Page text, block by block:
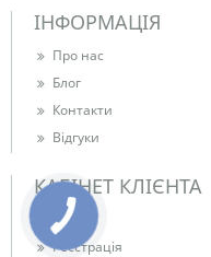
ІНФОРМАЦІЯ
Про нас
Блог
Контакти
Відгуки
КАБІНЕТ КЛІЄНТА
Вхід
Реєстрація